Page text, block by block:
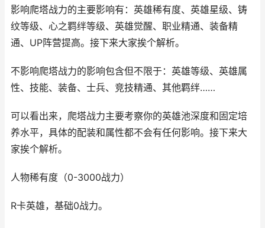
影响爬塔战力的主要影响有：英雄稀有度、英雄星级、铸
纹等级、心之羁绊等级、英雄觉醒、职业精通、装备精
通、UP阵营提高。接下来大家挨个解析。
不影响爬塔战力的影响包含但不限于：英雄等级、英雄属
性、技能、装备、士兵、竞技精通、其他羁绊……
可以看出来，爬塔战力主要考察你的英雄池深度和固定培
养水平，具体的配装和属性都不会有任何影响。接下来大
家挨个解析。
人物稀有度（0-3000战力）
R卡英雄，基础0战力。